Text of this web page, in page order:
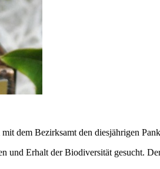
dem Bezirksamt den diesjährigen
und Erhalt der Biodiversität gesucht.